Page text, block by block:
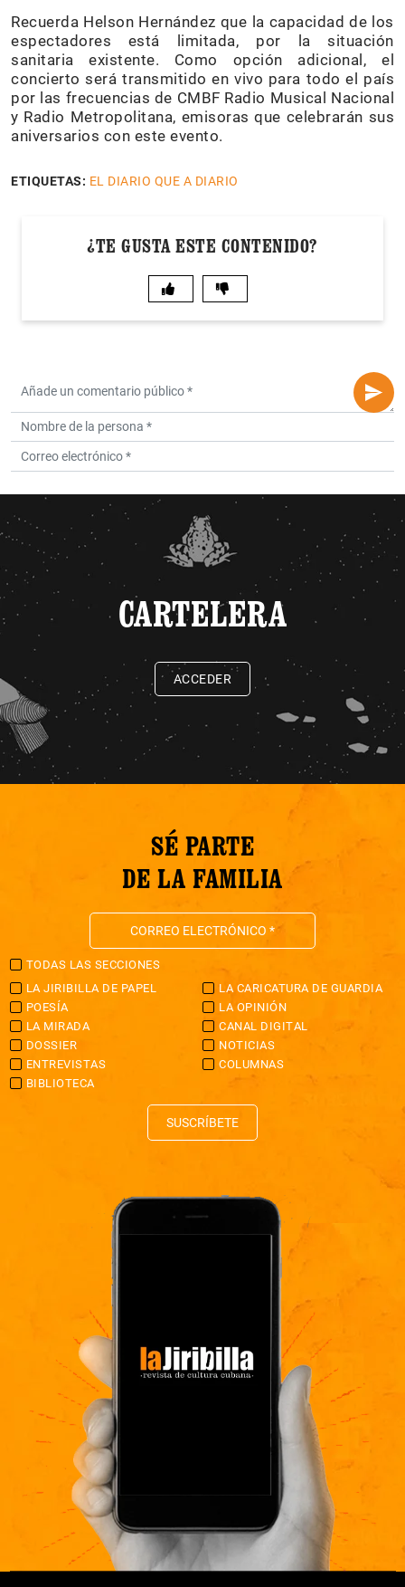
Recuerda Helson Hernández que la capacidad de los
espectadores está limitada, por la situación
sanitaria existente. Como opción adicional, el
concierto será transmitido en vivo para todo el país
por las frecuencias de CMBF Radio Musical Nacional
y Radio Metropolitana, emisoras que celebrarán sus
aniversarios con este evento.
ETIQUETAS: EL DIARIO QUE A DIARIO
¿TE GUSTA ESTE CONTENIDO?
CARTELERA
ACCEDER
SÉ PARTE
DE LA FAMILIA
TODAS LAS SECCIONES
LA JIRIBILLA DE PAPEL
LA CARICATURA DE GUARDIA
POESÍA
LA OPINIÓN
LA MIRADA
CANAL DIGITAL
DOSSIER
NOTICIAS
ENTREVISTAS
COLUMNAS
BIBLIOTECA
SUSCRÍBETE